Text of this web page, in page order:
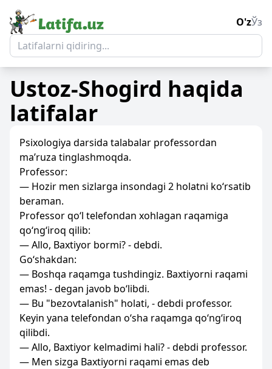
O'zЎз
Ustoz-Shogird haqida
latifalar
Psixologiya darsida talabalar professordan
ma’ruza tinglashmoqda.
Professor:
— Hozir men sizlarga insondagi 2 holatni ko‘rsatib
beraman.
Professor qo‘l telefondan xohlagan raqamiga
qo‘ng‘iroq qilib:
— Allo, Baxtiyor bormi? - debdi.
Go‘shakdan:
— Boshqa raqamga tushdingiz. Baxtiyorni raqami
emas! - degan javob bo‘libdi.
— Bu "bezovtalanish" holati, - debdi professor.
Keyin yana telefondan o‘sha raqamga qo‘ng‘iroq
qilibdi.
— Allo, Baxtiyor kelmadimi hali? - debdi professor.
— Men sizga Baxtiyorni raqami emas deb